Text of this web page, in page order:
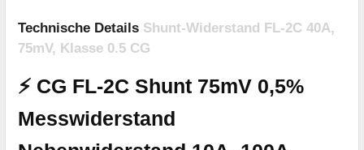
Technische Details Shunt-Widerstand FL-2C 40A,
75mV, Klasse 0.5 CG
⚡ CG FL-2C Shunt 75mV 0,5%
Messwiderstand